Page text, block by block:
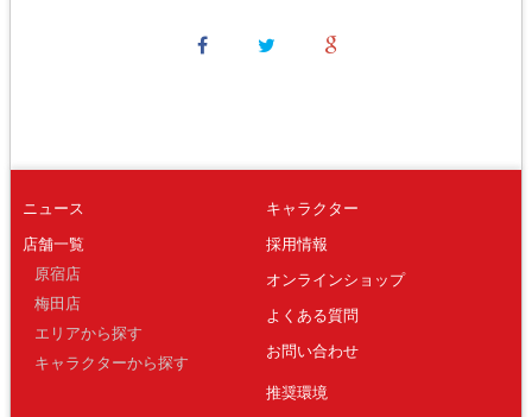
ニュース
店舗一覧
原宿店
梅田店
エリアから探す
キャラクターから探す
キャラクター
採用情報
オンラインショップ
よくある質問
お問い合わせ
推奨環境